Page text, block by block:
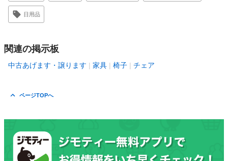
日用品
関連の掲示板
中古あげます・譲ります 家具 椅子 チェア
ページTOPへ